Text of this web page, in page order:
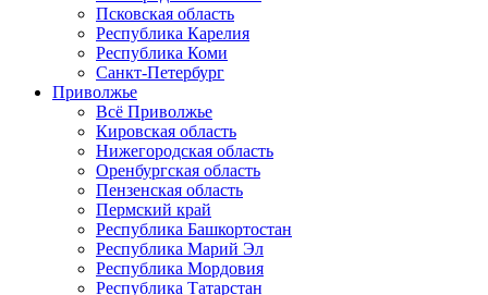
Псковская область
Республика Карелия
Республика Коми
Санкт-Петербург
Приволжье
Всё Приволжье
Кировская область
Нижегородская область
Оренбургская область
Пензенская область
Пермский край
Республика Башкортостан
Республика Марий Эл
Республика Мордовия
Республика Татарстан